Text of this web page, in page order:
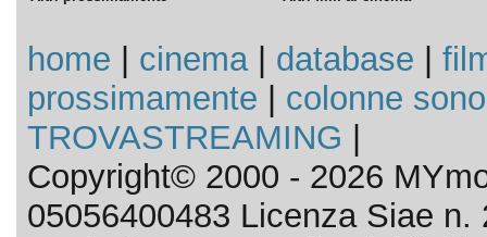
home cinema| database
prossimamente
colonne
TROVASTREAMING
Copyright© 2000 - 2026
05056400483 Licenza Siae n.